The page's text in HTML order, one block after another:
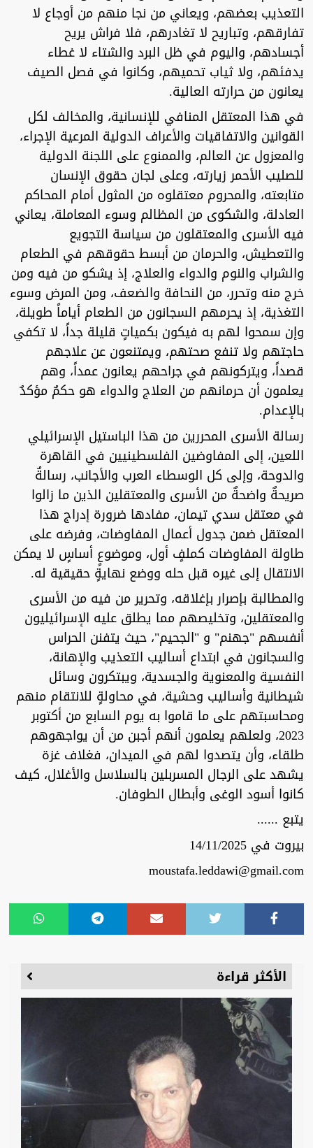
التعذيب بعضهم، ويعاني من نجا منهم من أوجاع لا
تفارقهم، وتباريح لا تغادرهم، فلا فراش يريح
أجسادهم، واليوم في ظل البرد والشتاء لا غطاء
يدفئهم، ولا ثياب تحميهم، وكانوا في فصل الصيف
يعانون من حرارته العالية.
في هذا المعتقل المنافي للإنسانية، والمخالف لكل
القوانين والاتفاقيات والأعراف الدولية المرعية الإجراء،
والمعزول عن العالم، والممنوع على اللجنة الدولية
للصليب الأحمر زيارته، وعلى لجان حقوق الإنسان
متابعته، والمحروم معتقلوه من المثول أمام المحاكم
العادلة، والشكوى من المظالم وسوء المعاملة، يعاني
فيه الأسرى والمعتقلون من سياسة التجويع
والتعطيش، والحرمان من أبسط حقوقهم في الطعام
والشراب والنوم والدواء والعلاج، إذ يشكو من فيه ومن
خرج منه وتحرر، من النحافة والضعف، ومن المرض وسوء
التغذية، إذ يحرمهم السجانون من الطعام أياماً طويلة،
وإن سمحوا لهم به فيكون بكمياتٍ قليلة جداً، لا تكفي
حاجتهم ولا تنفع صحتهم، ويمتنعون عن علاجهم
قصداً، ويتركونهم في جراحهم يعانون عمداً، وهم
يعلمون أن حرمانهم من العلاج والدواء هو حكمٌ مؤكدٌ
بالإعدام.
رسالة الأسرى المحررين من هذا الباستيل الإسرائيلي
اللعين، إلى المفاوضين الفلسطينيين في القاهرة
والدوحة، وإلى كل الوسطاء العرب والأجانب، رسالةٌ
صريحةٌ واضحةٌ من الأسرى والمعتقلين الذين ما زالوا
في معتقل سدي تيمان، مفادها ضرورة إدراج هذا
المعتقل ضمن جدول أعمال المفاوضات، وفرضه على
طاولة المفاوضات كملفٍ أول، وموضوعٍ أساسٍ لا يمكن
الانتقال إلى غيره قبل حله ووضع نهايةٍ حقيقية له.
والمطالبة بإصرار بإغلاقه، وتحرير من فيه من الأسرى
والمعتقلين، وتخليصهم مما يطلق عليه الإسرائيليون
أنفسهم "جهنم" و "الجحيم"، حيث يتفنن الحراس
والسجانون في ابتداع أساليب التعذيب والإهانة،
النفسية والمعنوية والجسدية، ويبتكرون وسائل
شيطانية وأساليب وحشية، في محاولةٍ للانتقام منهم
ومحاسبتهم على ما قاموا به يوم السابع من أكتوبر
2023، ولعلهم يعلمون أنهم أجبن من أن يواجهوهم
طلقاء، وأن يتصدوا لهم في الميدان، فغلاف غزة
يشهد على الرجال المسربلين بالسلاسل والأغلال، كيف
كانوا أسود الوغى وأبطال الطوفان.
يتبع ......
بيروت في 14/11/2025
moustafa.leddawi@gmail.com
الأكثر قراءة